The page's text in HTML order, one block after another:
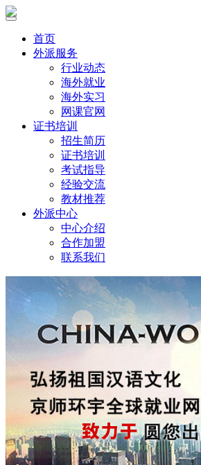
首页
外派服务
行业动态
海外就业
海外实习
网课官网
证书培训
招生简历
证书培训
考试指导
经验交流
教材推荐
外派中心
中心介绍
合作加盟
联系我们